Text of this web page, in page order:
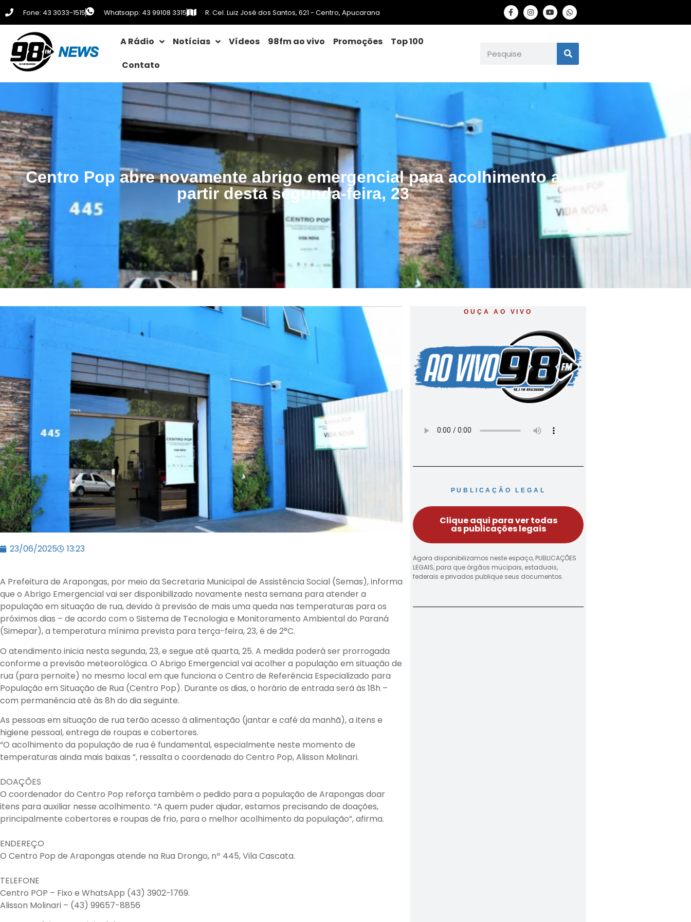
Fone: 43 3033-1515 Whatsapp: 43 99108 3315 R. Cel. Luiz José dos Santos, 621 - Centro, Apucarana
A Rádio Notícias Vídeos 98fm ao vivo Promoções
Top 100
Contato
Centro Pop abre novamente abrigo emergencial para acolhimento a
partir desta segunda-feira, 23
23/06/2025 13:23
A Prefeitura de Arapongas, por meio da Secretaria Municipal de Assistência Social (Semas), informa
que o Abrigo Emergencial vai ser disponibilizado novamente nesta semana para atender a
população em situação de rua, devido à previsão de mais uma queda nas temperaturas para os
próximos dias – de acordo com o Sistema de Tecnologia e Monitoramento Ambiental do Paraná
(Simepar), a temperatura mínima prevista para terça-feira, 23, é de 2°C.
O atendimento inicia nesta segunda, 23, e segue até quarta, 25. A medida poderá ser prorrogada
conforme a previsão meteorológica. O Abrigo Emergencial vai acolher a população em situação de
rua (para pernoite) no mesmo local em que funciona o Centro de Referência Especializado para
População em Situação de Rua (Centro Pop). Durante os dias, o horário de entrada será às 18h –
com permanência até às 8h do dia seguinte.
As pessoas em situação de rua terão acesso à alimentação (jantar e café da manhã), a itens e
higiene pessoal, entrega de roupas e cobertores.
“O acolhimento da população de rua é fundamental, especialmente neste momento de
temperaturas ainda mais baixas ”, ressalta o coordenado do Centro Pop, Alisson Molinari.
DOAÇÕES
O coordenador do Centro Pop reforça também o pedido para a população de Arapongas doar
itens para auxiliar nesse acolhimento. “A quem puder ajudar, estamos precisando de doações,
principalmente cobertores e roupas de frio, para o melhor acolhimento da população”, afirma.
ENDEREÇO
O Centro Pop de Arapongas atende na Rua Drongo, nº 445, Vila Cascata.
TELEFONE
Centro POP – Fixo e WhatsApp (43) 3902-1769.
Alisson Molinari – (43) 99657-8856
OUÇA AO VIVO
PUBLICAÇÃO LEGAL
Clique aqui para ver todas
as publicações legais
Agora disponibilizamos neste espaço, PUBLICAÇÕES
LEGAIS, para que órgãos mucipais, estaduais,
federais e privados publique seus documentos.